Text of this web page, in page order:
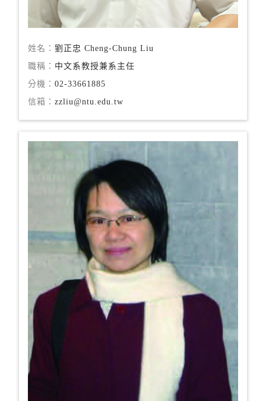
姓名：劉正忠 Cheng-Chung Liu
職稱： 中文系教授兼系主任
分機：02-33661885
信箱：zzliu@ntu.edu.tw